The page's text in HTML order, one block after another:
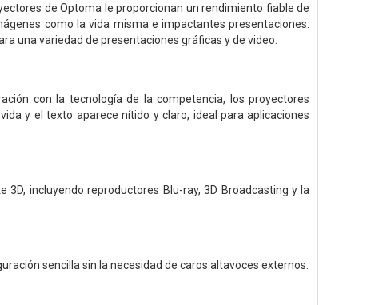
de Optoma le proporcionan un rendimiento fiable de
como la vida misma e impactantes presentaciones.
una variedad de presentaciones gráficas y de video.
con la tecnología de la competencia, los proyectores
y el texto aparece nítido y claro, ideal para aplicaciones
incluyendo reproductores Blu-ray, 3D Broadcasting y la
sencilla sin la necesidad de caros altavoces externos.